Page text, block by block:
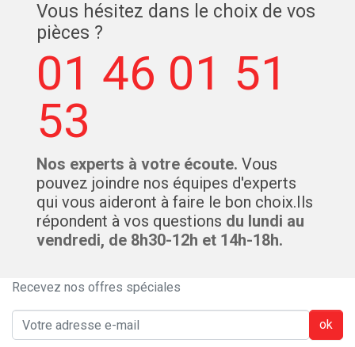
Vous hésitez dans le choix de vos
pièces ?
01 46 01 51
53
Nos experts à votre écoute. Vous
pouvez joindre nos équipes d'experts
qui vous aideront à faire le bon choix.Ils
répondent à vos questions du lundi au
vendredi, de 8h30-12h et 14h-18h.
Recevez nos offres spéciales
ok